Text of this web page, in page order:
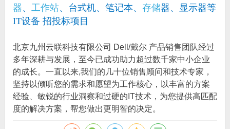
器、 工作站、台式机、笔记本、 存储器、显示器等
IT设备 招投标项目
北京九州云联科技有限公司 Dell/戴尔 产品销售团队经过
多年深耕与发展，至今已成功助力超过数千家中小企业
的成长。一直以来,我们的几十位销售顾问和技术专家，
坚持以倾听您的需求和愿望为工作核心，以丰富的方案
经验、敏锐的行业洞察和过硬的IT技术，为您提供高匹配
度的解决方案，帮您做出更明智的决定。